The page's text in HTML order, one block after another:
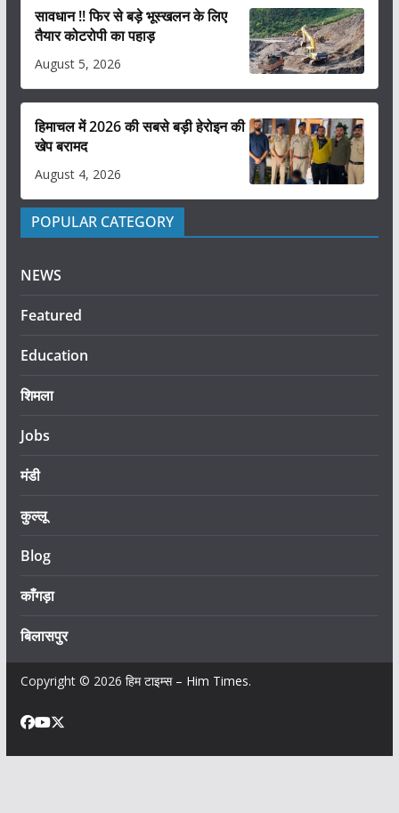
सावधान !! फिर से बड़े भूस्खलन के लिए
तैयार कोटरोपी का पहाड़
August 5, 2026
हिमाचल में 2026 की सबसे बड़ी हेरोइन की
खेप बरामद
August 4, 2026
POPULAR CATEGORY
NEWS
Featured
Education
शिमला
Jobs
मंडी
कुल्लू
Blog
काँगड़ा
बिलासपुर
Copyright © 2026 हिम टाइम्स – Him Times.